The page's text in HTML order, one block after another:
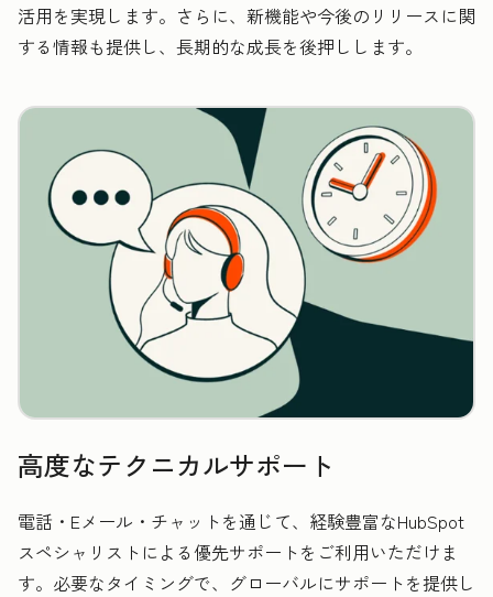
活用を実現します。さらに、新機能や今後のリリースに関
する情報も提供し、長期的な成長を後押しします。
高度なテクニカルサポート
電話・Eメール・チャットを通じて、経験豊富なHubSpot
スペシャリストによる優先サポートをご利用いただけま
す。必要なタイミングで、グローバルにサポートを提供し